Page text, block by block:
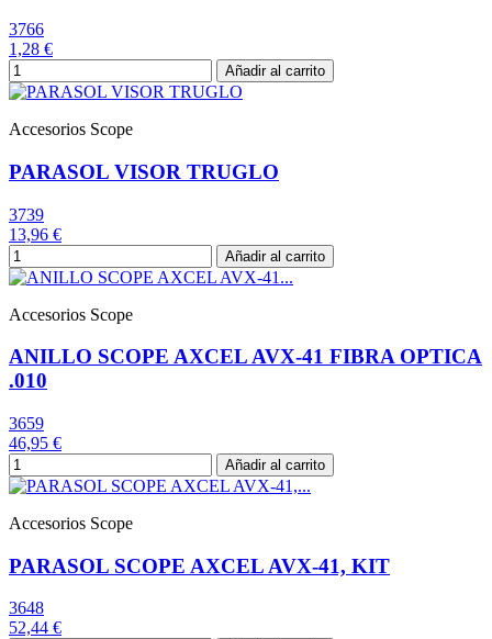
3766
1,28 €
Añadir al carrito
Accesorios Scope
PARASOL VISOR TRUGLO
3739
13,96 €
Añadir al carrito
Accesorios Scope
ANILLO SCOPE AXCEL AVX-41 FIBRA OPTICA
.010
3659
46,95 €
Añadir al carrito
Accesorios Scope
PARASOL SCOPE AXCEL AVX-41, KIT
3648
52,44 €